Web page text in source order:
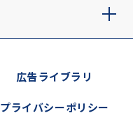
広告ライブラリ
プライバシーポリシー